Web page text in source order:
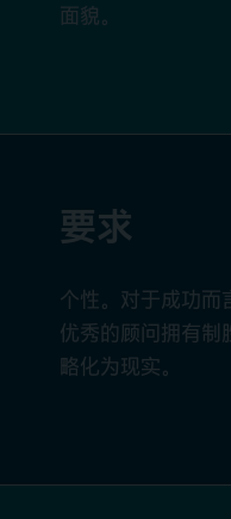
面貌。
要求
个性。对于成功而
优秀的顾问拥有制
略化为现实。